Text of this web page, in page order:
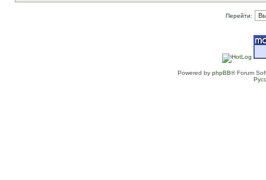
Перейти:
Powered by phpBB® Forum